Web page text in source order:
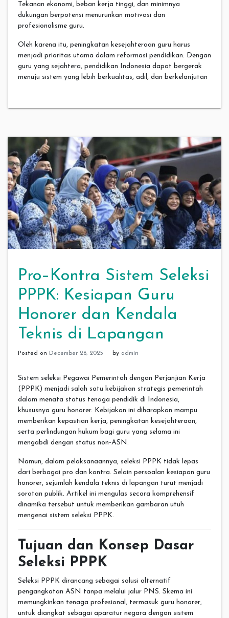
Tekanan ekonomi, beban kerja tinggi, dan minimnya
dukungan berpotensi menurunkan motivasi dan
profesionalisme guru.
Oleh karena itu, peningkatan kesejahteraan guru harus
menjadi prioritas utama dalam reformasi pendidikan. Dengan
guru yang sejahtera, pendidikan Indonesia dapat bergerak
menuju sistem yang lebih berkualitas, adil, dan berkelanjutan
Pro–Kontra Sistem Seleksi
PPPK: Kesiapan Guru
Honorer dan Kendala
Teknis di Lapangan
Posted on December 26, 2025 by admin
Sistem seleksi Pegawai Pemerintah dengan Perjanjian Kerja
(PPPK) menjadi salah satu kebijakan strategis pemerintah
dalam menata status tenaga pendidik di Indonesia,
khususnya guru honorer. Kebijakan ini diharapkan mampu
memberikan kepastian kerja, peningkatan kesejahteraan,
serta perlindungan hukum bagi guru yang selama ini
mengabdi dengan status non-ASN.
Namun, dalam pelaksanaannya, seleksi PPPK tidak lepas
dari berbagai pro dan kontra. Selain persoalan kesiapan guru
honorer, sejumlah kendala teknis di lapangan turut menjadi
sorotan publik. Artikel ini mengulas secara komprehensif
dinamika tersebut untuk memberikan gambaran utuh
mengenai sistem seleksi PPPK.
Tujuan dan Konsep Dasar
Seleksi PPPK
Seleksi PPPK dirancang sebagai solusi alternatif
pengangkatan ASN tanpa melalui jalur PNS. Skema ini
memungkinkan tenaga profesional, termasuk guru honorer,
untuk diangkat sebagai aparatur negara dengan sistem